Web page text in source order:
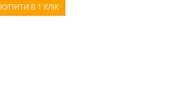
КУПИТИ В 1 КЛІК